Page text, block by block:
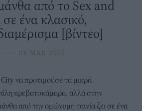
από το Sex and
ένα κλασικό,
[βίντεο]
08 MAR 2017
να προτιμούσε τα μικρά
κρεβατοκάμαρα, αλλά στην
από την ομώνυμη ταινία ζει σε ένα